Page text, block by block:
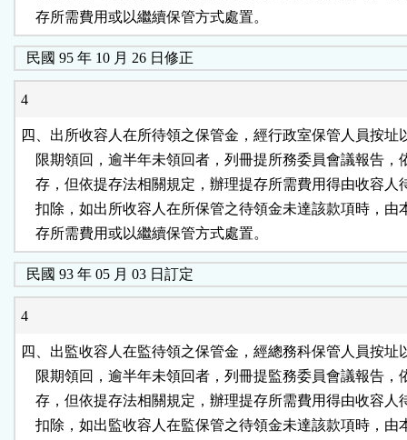
    存所需費用或以繼續保管方式處置。
民國 95 年 10 月 26 日修正
4
四、出所收容人在所待領之保管金，經行政室保管人員按址
限期領回，逾半年未領回者，列冊提所務委員會議報告，
存，但依提存法相關規定，辦理提存所需費用得由收容人
扣除，如出所收容人在所保管之待領金未達該款項時，由
    存所需費用或以繼續保管方式處置。
民國 93 年 05 月 03 日訂定
4
四、出監收容人在監待領之保管金，經總務科保管人員按址
限期領回，逾半年未領回者，列冊提監務委員會議報告，
存，但依提存法相關規定，辦理提存所需費用得由收容人
扣除，如出監收容人在監保管之待領金未達該款項時，由